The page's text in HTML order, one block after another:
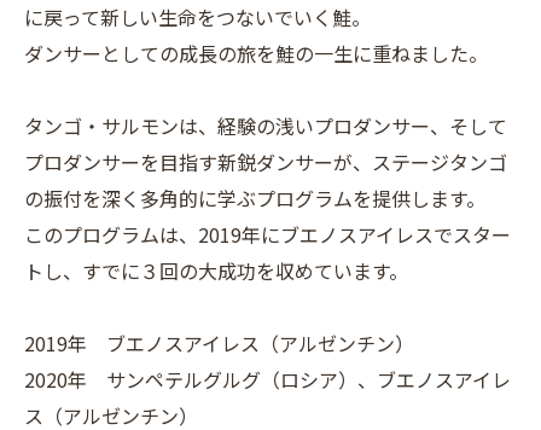
に戻って新しい生命をつないでいく鮭。
ダンサーとしての成長の旅を鮭の一生に重ねました。
タンゴ・サルモンは、経験の浅いプロダンサー、そして
プロダンサーを目指す新鋭ダンサーが、ステージタンゴ
の振付を深く多角的に学ぶプログラムを提供します。
このプログラムは、2019年にブエノスアイレスでスター
トし、すでに３回の大成功を収めています。
2019年 ブエノスアイレス（アルゼンチン）
2020年 サンペテルグルグ（ロシア）、ブエノスアイレ
ス（アルゼンチン）